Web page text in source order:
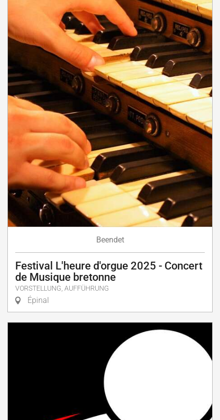
Beendet
Festival L'heure d'orgue 2025 - Concert
de Musique bretonne
VORSTELLUNG, AUFFÜHRUNG
Épinal